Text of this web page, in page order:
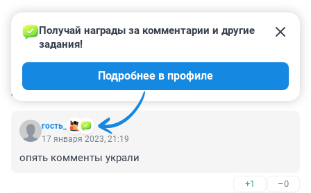
КОММЕНТАРИИ 36
гость_
Получай награды за комментарии и другие
задания!
Подробнее в профиле
17 января 2023, 21:19
опять комменты украли
+1 –0